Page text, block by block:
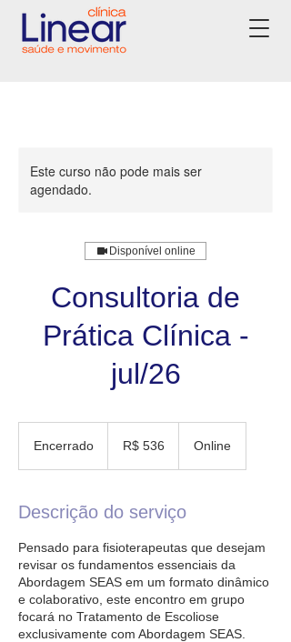
Este curso não pode mais ser
agendado.
Disponível online
Consultoria de
Prática Clínica -
jul/26
Encerrado
r
a
d
o
brasileiros
R$ 536 Online
Descrição do serviço
Pensado para fisioterapeutas que desejam
revisar os fundamentos essenciais da
Abordagem SEAS em um formato dinâmico
e colaborativo, este encontro em grupo
focará no Tratamento de Escoliose
exclusivamente com Abordagem SEAS.